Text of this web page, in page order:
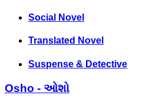
Social Novel
Translated Novel
Suspense & Detective
Osho - ઓશો